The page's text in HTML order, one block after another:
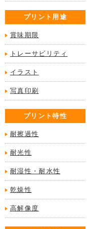
プリント用途
賞味期限
トレーサビリティ
イラスト
写真印刷
プリント特性
耐擦過性
耐光性
耐湿性・耐水性
乾燥性
高解像度